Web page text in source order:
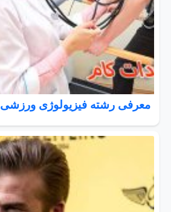
معرفی رشته فیزیولوژی ورزشی